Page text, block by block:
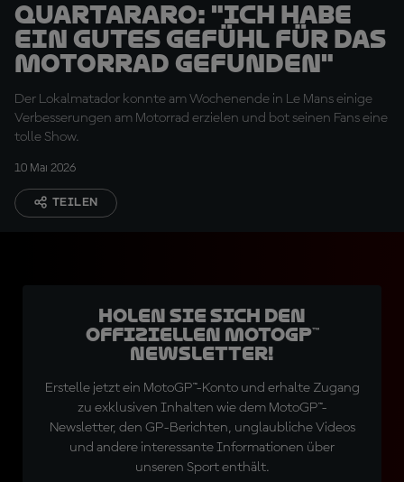
Quartararo: "Ich habe
ein gutes Gefühl für das
Motorrad gefunden"
Der Lokalmatador konnte am Wochenende in Le Mans einige
Verbesserungen am Motorrad erzielen und bot seinen Fans eine
tolle Show.
10 Mai 2026
TEILEN
Holen Sie sich den
offiziellen MotoGP™
Newsletter!
Erstelle jetzt ein MotoGP™-Konto und erhalte Zugang
zu exklusiven Inhalten wie dem MotoGP™-
Newsletter, den GP-Berichten, unglaubliche Videos
und andere interessante Informationen über
unseren Sport enthält.